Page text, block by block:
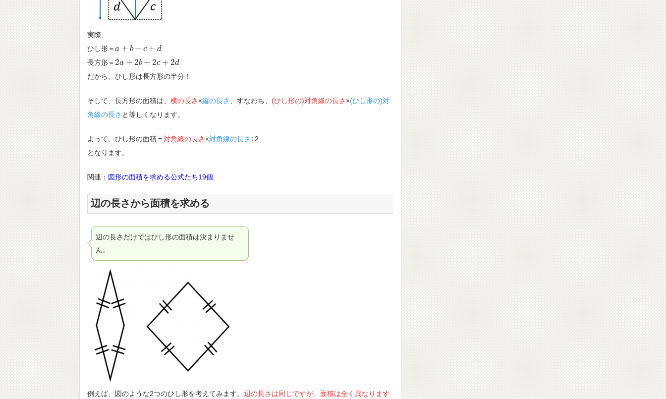
実際、
ひし形＝a + b + c + d
a+b+c+d
長方形＝ 2a + 2b + 2c + 2d
2a+2b +2c+ 2d
だから、ひし形は長方形の半分！
そして、長方形の面積は、 横の長さ ×縦の長さ 、すなわち、 (ひし形の)対角線の長さ ×(ひし形の)対
角線の長さ と等しくなります。
よって、ひし形の面積＝対角線の長さ ×対角線の長さ÷2
となります。
関連： 図形の面積を求める公式たち19個
辺の長さから面積を求める
辺の長さだけではひし形の面積は決まりませ
ん。
例えば、図のような2つのひし形を考えてみます。 辺の長さは同じですが、面積は全く異なります